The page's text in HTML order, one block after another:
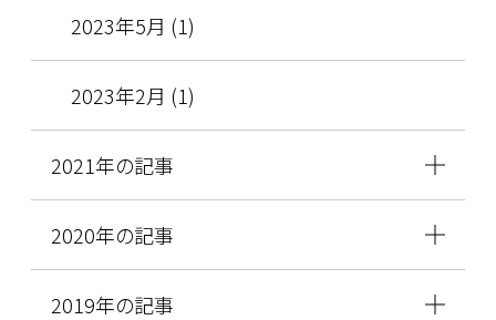
2023年5月 (1)
2023年2月 (1)
2021年の記事
2020年の記事
2019年の記事